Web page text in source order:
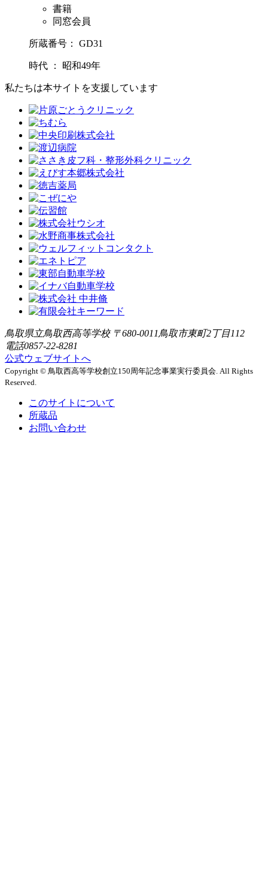
書籍
同窓会員
所蔵番号： GD31
時代 ： 昭和49年
私たちは本サイトを支援しています
鳥取県立鳥取西高等学校 〒680-0011鳥取市東町2丁目112
電話0857-22-8281
公式ウェブサイトへ
Copyright © 鳥取西高等学校創立150周年記念事業実行委員会. All Rights
Reserved.
このサイトについて
所蔵品
お問い合わせ